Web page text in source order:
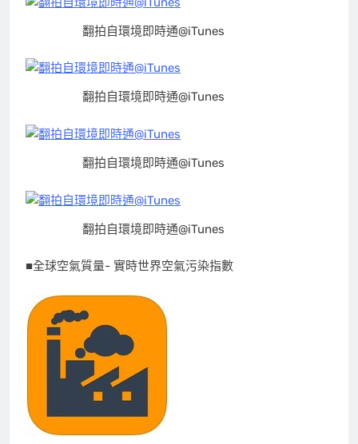
翻拍自環境即時通@iTunes
翻拍自環境即時通@iTunes
翻拍自環境即時通@iTunes
翻拍自環境即時通@iTunes
■全球空氣質量- 實時世界空氣污染指數